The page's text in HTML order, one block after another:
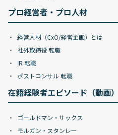
プロ経営者・プロ人材
経営人材（CxO/経営企画）とは
社外取締役 転職
IR 転職
ポストコンサル 転職
在籍経験者エピソード（動画）
ゴールドマン・サックス
モルガン・スタンレー